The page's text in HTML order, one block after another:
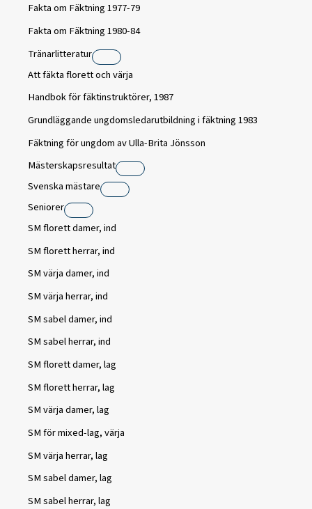
Fakta om Fäktning 1977-79
Fakta om Fäktning 1980-84
Tränarlitteratur
Att fäkta florett och värja
Handbok för fäktinstruktörer, 1987
Grundläggande ungdomsledarutbildning i fäktning 1983
Fäktning för ungdom av Ulla-Brita Jönsson
Mästerskapsresultat
Svenska mästare
Seniorer
SM florett damer, ind
SM florett herrar, ind
SM värja damer, ind
SM värja herrar, ind
SM sabel damer, ind
SM sabel herrar, ind
SM florett damer, lag
SM florett herrar, lag
SM värja damer, lag
SM för mixed-lag, värja
SM värja herrar, lag
SM sabel damer, lag
SM sabel herrar, lag